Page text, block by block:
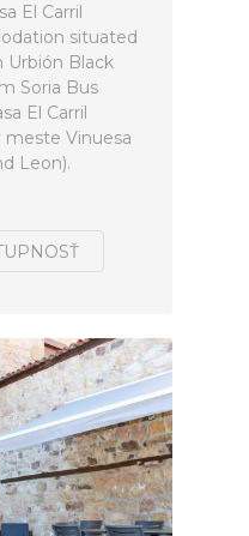
El Carril
situated
Urbión Black
Soria Bus
El Carril
meste Vinuesa
Leon).